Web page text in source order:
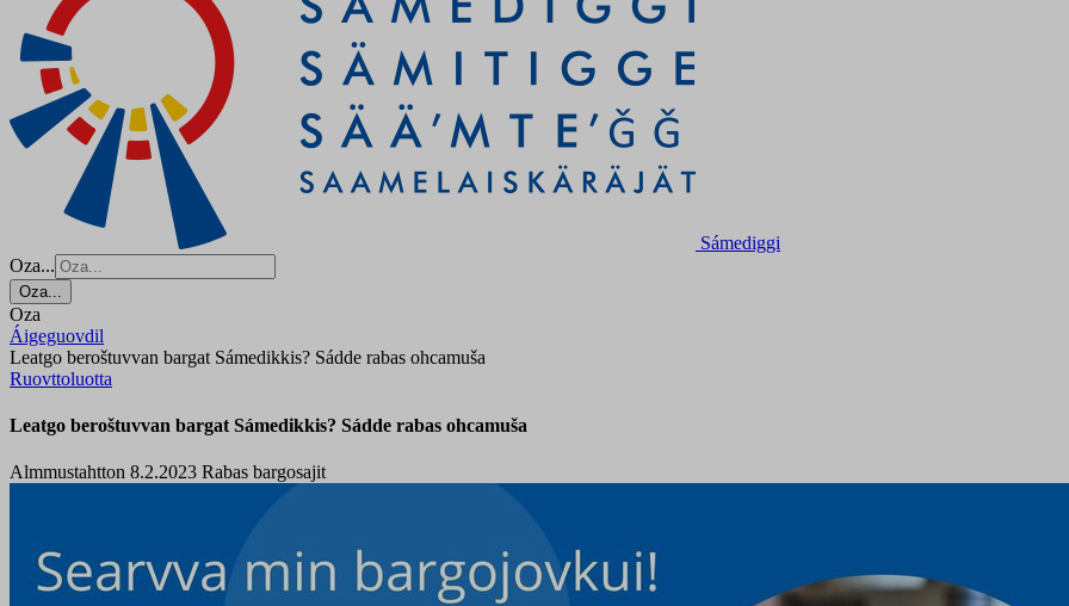
Sámediggi
Oza...
Oza...
Oza
Áigeguovdil
Leatgo beroštuvvan bargat Sámedikkis? Sádde rabas ohcamuša
Ruovttoluotta
Leatgo beroštuvvan bargat Sámedikkis? Sádde rabas ohcamuša
Almmustahtton 8.2.2023 Rabas bargosajit